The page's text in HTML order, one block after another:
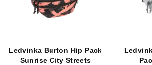
Ledvinka Burton Hip Pack
Sunrise City Streets